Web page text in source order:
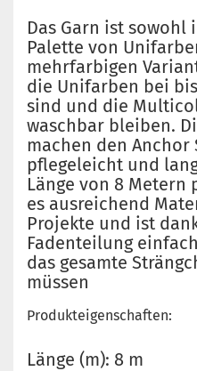
Das Garn ist
Palette von
mehrfarbigen
die Unifarben bei
sind und die
waschbar bleiben.
machen den
pflegeleicht und
Länge von 8 Metern
es ausreichend
Projekte und ist
Fadenteilung
das gesamte
müssen
Produkteigenschaften:
Länge (m): 8 m